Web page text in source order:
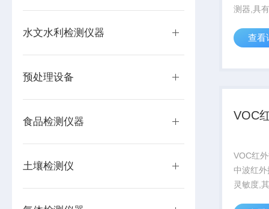
水文水利检测仪器
预处理设备
食品检测仪器
土壤检测仪
测器,具
检测甲
漏。
查看
VOC
VOC红
中波红
灵敏度,